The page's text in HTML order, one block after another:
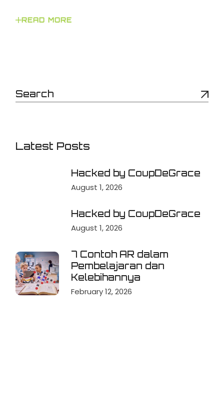
READ MORE
Latest Posts
Hacked by CoupDeGrace
August 1, 2026
Hacked by CoupDeGrace
August 1, 2026
7 Contoh AR dalam
Pembelajaran dan
Kelebihannya
February 12, 2026